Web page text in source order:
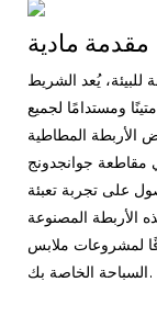
مقدمة مادية
يُعد الشريط
ومستدامًا لجميع
الأربطة المطاطية
مقاطعة جوانجدونج
على تجربة تعبئة
الأربطة المصنوعة
لمشروعات ملابس
السباحة الخاصة بك.